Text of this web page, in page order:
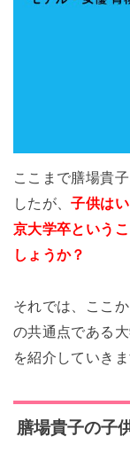
ここまで膳場貴
したが、子供は
京大学卒という
しょうか？
それでは、ここ
の共通点である
を紹介していきま
膳場貴子の子